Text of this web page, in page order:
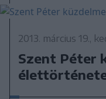
2013. március 19.,
Szent Péter